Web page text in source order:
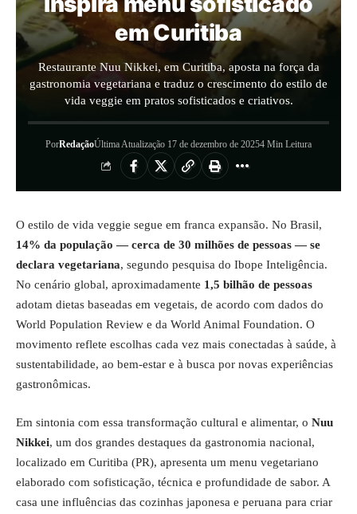
em Curitiba
Restaurante Nuu Nikkei, em Curitiba, aposta na força da
gastronomia vegetariana e traduz o crescimento do estilo de
vida veggie em pratos sofisticados e criativos.
PorRedaçãoÚltima Atualização 17 de dezembro de 20254 Min Leitura
O estilo de vida veggie segue em franca expansão. No Brasil,
14% da população — cerca de 30 milhões de pessoas — se
declara vegetariana, segundo pesquisa do Ibope Inteligência.
No cenário global, aproximadamente 1,5 bilhão de pessoas
adotam dietas baseadas em vegetais, de acordo com dados do
World Population Review e da World Animal Foundation. O
movimento reflete escolhas cada vez mais conectadas à saúde, à
sustentabilidade, ao bem-estar e à busca por novas experiências
gastronômicas.
Em sintonia com essa transformação cultural e alimentar, o Nuu
Nikkei, um dos grandes destaques da gastronomia nacional,
localizado em Curitiba (PR), apresenta um menu vegetariano
elaborado com sofisticação, técnica e profundidade de sabor. A
casa une influências das cozinhas japonesa e peruana para criar